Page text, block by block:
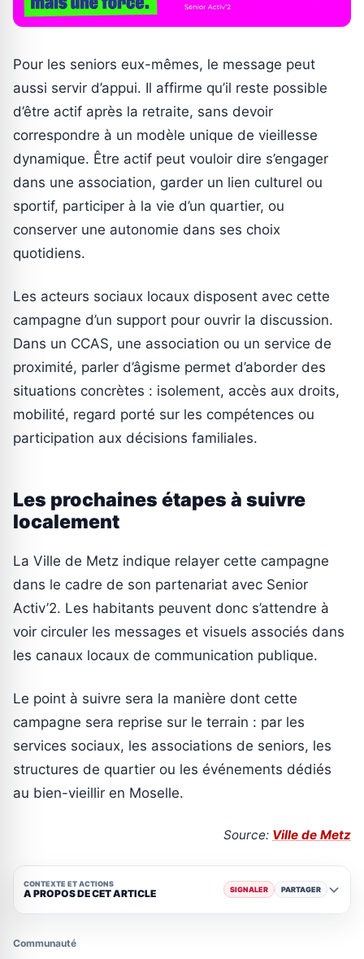
Pour les seniors eux-mêmes, le message peut
aussi servir d’appui. Il affirme qu’il reste possible
d’être actif après la retraite, sans devoir
correspondre à un modèle unique de vieillesse
dynamique. Être actif peut vouloir dire s’engager
dans une association, garder un lien culturel ou
sportif, participer à la vie d’un quartier, ou
conserver une autonomie dans ses choix
quotidiens.
Les acteurs sociaux locaux disposent avec cette
campagne d’un support pour ouvrir la discussion.
Dans un CCAS, une association ou un service de
proximité, parler d’âgisme permet d’aborder des
situations concrètes : isolement, accès aux droits,
mobilité, regard porté sur les compétences ou
participation aux décisions familiales.
Les prochaines étapes à suivre
localement
La Ville de Metz indique relayer cette campagne
dans le cadre de son partenariat avec Senior
Activ’2. Les habitants peuvent donc s’attendre à
voir circuler les messages et visuels associés dans
les canaux locaux de communication publique.
Le point à suivre sera la manière dont cette
campagne sera reprise sur le terrain : par les
services sociaux, les associations de seniors, les
structures de quartier ou les événements dédiés
au bien-vieillir en Moselle.
Source: Ville de Metz
CONTEXTE ET ACTIONS
A PROPOS DE CET ARTICLE SIGNALER PARTAGER
Communauté